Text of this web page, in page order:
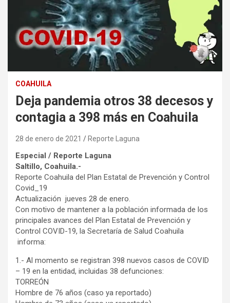
COAHUILA
Deja pandemia otros 38 decesos y
contagia a 398 más en Coahuila
28 de enero de 2021 Reporte Laguna
Especial / Reporte Laguna
Saltillo, Coahuila.-
Reporte Coahuila del Plan Estatal de Prevención y Control
Covid_19
Actualización ️ jueves 28 de enero.
Con motivo de mantener a la población informada de los
principales avances del Plan Estatal de Prevención y
Control COVID-19, la Secretaría de Salud Coahuila
informa:
1.- Al momento se registran 398 nuevos casos de COVID
– 19 en la entidad, incluidas 38 defunciones:
TORREÓN
Hombre de 76 años (caso ya reportado)